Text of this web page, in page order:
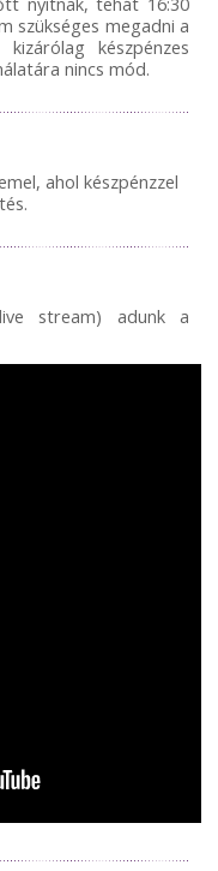
szükséges megadni a
készpénzes
nincs mód.
ahol készpénzzel
stream) adunk a